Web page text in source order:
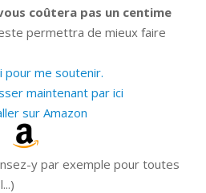
coûtera pas un centime
permettra de mieux faire
pour me soutenir.
maintenant par ici
sur Amazon
y par exemple pour toutes